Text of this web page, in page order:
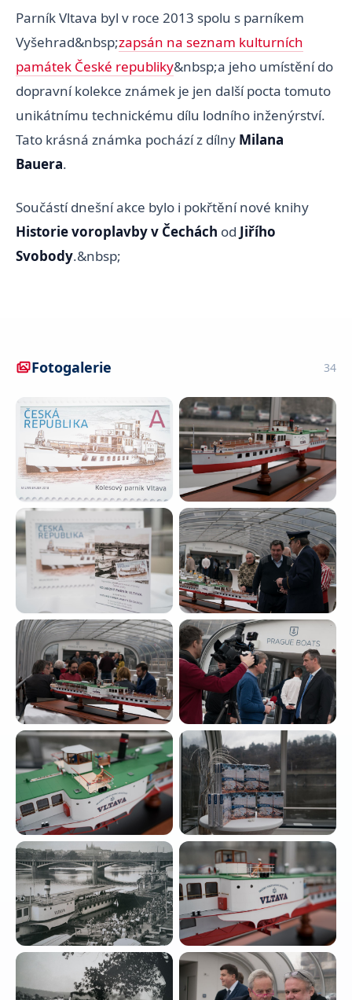
Parník Vltava byl v roce 2013 spolu s parníkem
Vyšehrad&nbsp;zapsán na seznam kulturních
památek České republiky&nbsp;a jeho umístění do
dopravní kolekce známek je jen další pocta tomuto
unikátnímu technickému dílu lodního inženýrství.
Tato krásná známka pochází z dílny Milana
Bauera.
Součástí dnešní akce bylo i pokřtění nové knihy
Historie voroplavby v Čechách od Jiřího
Svobody.&nbsp;
Fotogalerie 34